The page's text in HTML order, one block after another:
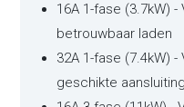
16A 1-fase (3.7kW)
betrouwbaar laden
32A 1-fase (7.4kW)
geschikte aansluiting